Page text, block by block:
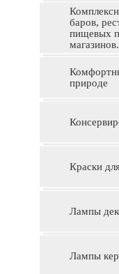
баров,
пищевых
магазинов.
природе
Краски
Лампы
Лампы